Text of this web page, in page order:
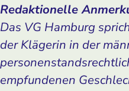
Redaktionelle
Das VG Hamburg
der Klägerin in der
empfundenen